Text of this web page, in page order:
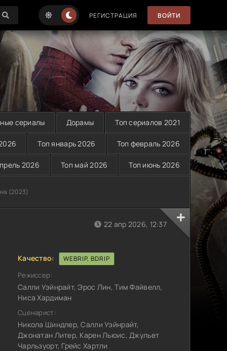
РЕГИСТРАЦИЯ ВОЙТИ
сериалы Дорамы Топ сериалов 2021
Топ январь 2026 Топ февраль 2026
2026 Топ май 2026 Топ июнь 2026
(2023)
22 апр 2026, 12:37
Качество: WEBRIP, BDRIP
Режиссер:
Салли Уэйнрайт, Эрос Лин, Тим Файвелл,
Ниса Хардиман
Сценарист:
Никола Шиндлер, Салли Уэйнрайт,
Джонатан Литер, Карен Льюис, Джульет
Чарльзуорт, Грейс Хартли